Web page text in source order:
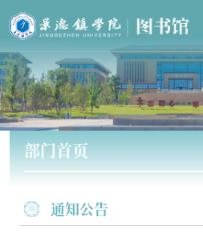
部门首页
通知公告